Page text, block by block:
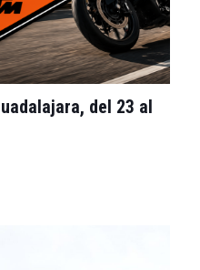
del 23 al